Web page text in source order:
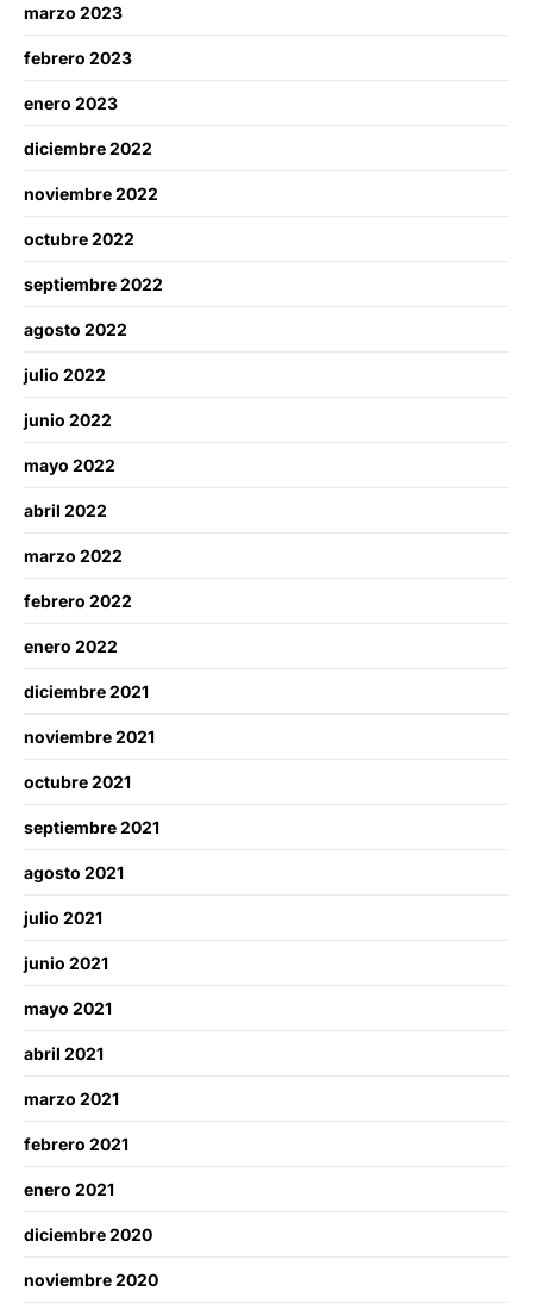
marzo 2023
febrero 2023
enero 2023
diciembre 2022
noviembre 2022
octubre 2022
septiembre 2022
agosto 2022
julio 2022
junio 2022
mayo 2022
abril 2022
marzo 2022
febrero 2022
enero 2022
diciembre 2021
noviembre 2021
octubre 2021
septiembre 2021
agosto 2021
julio 2021
junio 2021
mayo 2021
abril 2021
marzo 2021
febrero 2021
enero 2021
diciembre 2020
noviembre 2020